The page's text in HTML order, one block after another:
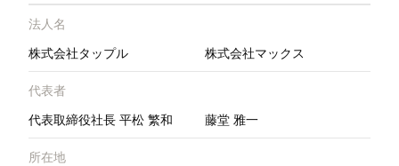
法人名
株式会社タップル
株式会社マックス
代表者
代表取締役社長 平松 繁和
藤堂 雅一
所在地